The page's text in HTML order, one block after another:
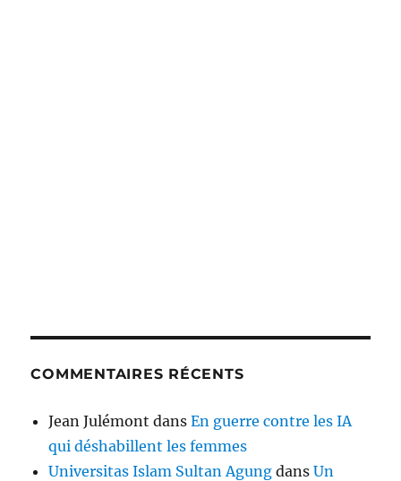
COMMENTAIRES RÉCENTS
Jean Julémont dansEn guerre contre les IA
qui déshabillent les femmes
Universitas Islam Sultan Agung dansUn